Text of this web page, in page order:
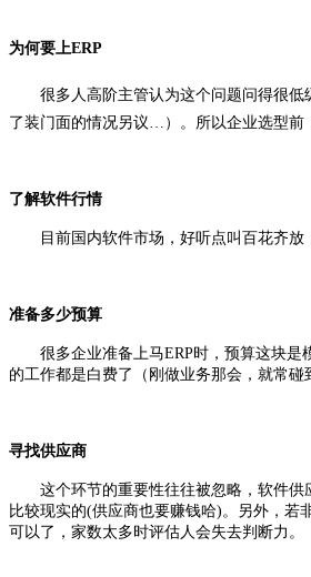
为何要上ERP
很多人高阶主管认为这个问题问得很
了装门面的情况另议…）。所以企业选型前
了解软件行情
目前国内软件市场，好听点叫百花齐放，
准备多少预算
很多企业准备上马ERP时，预算这块是模
的工作都是白费了（刚做业务那会，就常碰
寻找供应商
这个环节的重要性往往被忽略，软件供应
比较现实的(供应商也要赚钱哈)。另外，若
可以了，家数太多时评估人会失去判断力。